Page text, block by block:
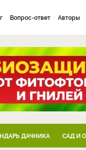
Вопрос-ответ Авторы
ДАЧНИКА САД И